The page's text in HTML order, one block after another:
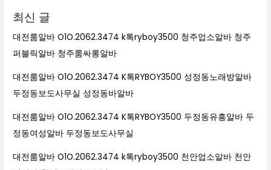
최신 글
대전룸알바 O1O.2062.3474 k톡ryboy3500 청주업소알바 청주
퍼블릭알바 청주룸싸롱알바
대전룸알바 O1O.2062.3474 K톡RYBOY3500 성정동노래방알바
두정동보도사무실 성정동바알바
대전룸알바 O1O.2062.3474 K톡RYBOY3500 두정동유흥알바 두
정동여성알바 두정동보도사무실
대전룸알바 O1O.2062.3474 k톡ryboy3500 천안업소알바 천안